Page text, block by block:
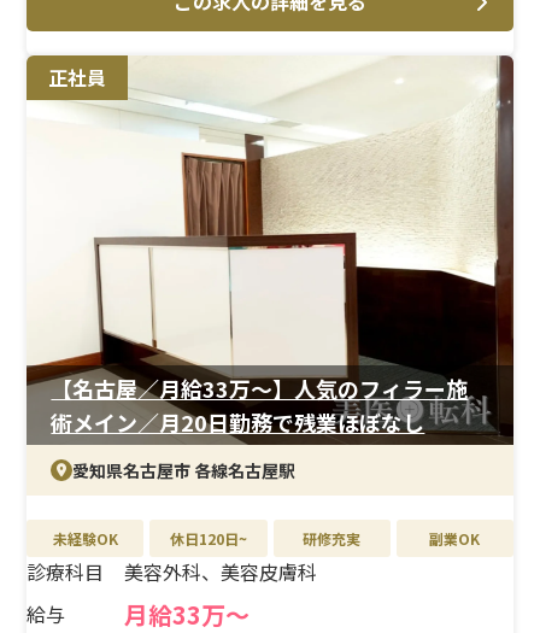
＜メイン施術＞
ヒアルロン酸などのフィラー治療を中心に診療を行って
います。解剖学に基づいた安全性の高い注入法を採用して
おり、複数の薬剤を症例ごとに使い分けながら施術を行っ
ています。診療を通じて、医師の施術サポートや患者様対
応など幅広い業務に携わることができます。
美容医療の現場経験が1年以上あれば応募可能で、これま
での経験を活かしながらスキルアップできる環境です。症
例数が多く、実践を通して知識や技術を深めていきたい
方には特におすすめです。
＜待遇＞
年間休日は125日と多く、残業もほとんどないため、働き
やすい環境です。各種社会保険完備に加え、社員割引制度
や各種手当など福利厚生も充実しています。
正社員
【名古屋／月給33万〜】人気のフィラー施
術メイン／月20日勤務で残業ほぼなし
愛知県名古屋市 各線名古屋駅
未経験OK 休日120日~ 研修充実 副業OK
診療科目
美容外科、美容皮膚科
給与
月給33万～